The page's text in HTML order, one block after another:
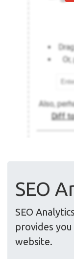
SEO
SEO
provides
website.